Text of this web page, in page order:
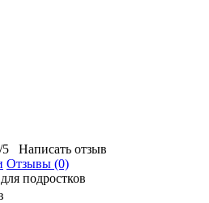
/5
Написать отзыв
Отзывы (0)
подростков